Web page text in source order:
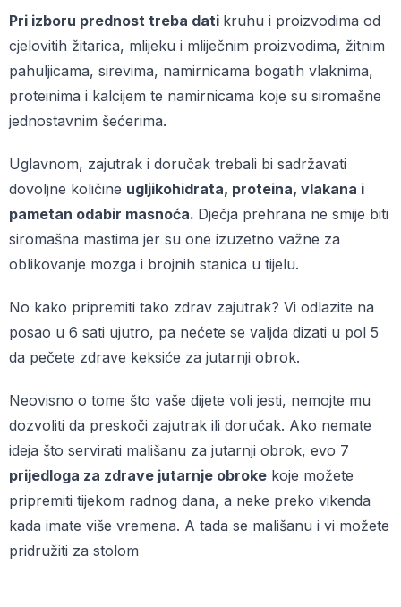
Pri izboru prednost treba dati kruhu i proizvodima od
cjelovitih žitarica, mlijeku i mliječnim proizvodima, žitnim
pahuljicama, sirevima, namirnicama bogatih vlaknima,
proteinima i kalcijem te namirnicama koje su siromašne
jednostavnim šećerima.
Uglavnom, zajutrak i doručak trebali bi sadržavati
dovoljne količine ugljikohidrata, proteina, vlakana i
pametan odabir masnoća. Dječja prehrana ne smije biti
siromašna mastima jer su one izuzetno važne za
oblikovanje mozga i brojnih stanica u tijelu.
No kako pripremiti tako zdrav zajutrak? Vi odlazite na
posao u 6 sati ujutro, pa nećete se valjda dizati u pol 5
da pečete zdrave keksiće za jutarnji obrok.
Neovisno o tome što vaše dijete voli jesti, nemojte mu
dozvoliti da preskoči zajutrak ili doručak. Ako nemate
ideja što servirati mališanu za jutarnji obrok, evo 7
prijedloga za zdrave jutarnje obroke koje možete
pripremiti tijekom radnog dana, a neke preko vikenda
kada imate više vremena. A tada se mališanu i vi možete
pridružiti za stolom